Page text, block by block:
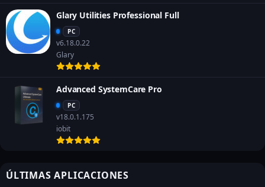
Glary Utilities Professional Full
PC
v6.18.0.22
Glary
Advanced SystemCare Pro
PC
v18.0.1.175
iobit
ÚLTIMAS APLICACIONES